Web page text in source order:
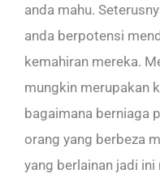
anda mahu.
anda berpotensi
kemahiran mereka.
mungkin merupakan
bagaimana berniaga
orang yang berbeza
yang berlainan jadi